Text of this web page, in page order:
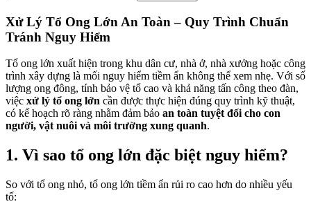
Xử Lý Tổ Ong Lớn An Toàn – Quy Trình Chuẩn
Tránh Nguy Hiểm
Tổ ong lớn xuất hiện trong khu dân cư, nhà ở, nhà xưởng hoặc công
trình xây dựng là mối nguy hiểm tiềm ẩn không thể xem nhẹ. Với số
lượng ong đông, tính bảo vệ tổ cao và khả năng tấn công theo đàn,
việc xử lý tổ ong lớn cần được thực hiện đúng quy trình kỹ thuật,
có kế hoạch rõ ràng nhằm đảm bảo an toàn tuyệt đối cho con
người, vật nuôi và môi trường xung quanh.
1. Vì sao tổ ong lớn đặc biệt nguy hiểm?
So với tổ ong nhỏ, tổ ong lớn tiềm ẩn rủi ro cao hơn do nhiều yếu
tố: